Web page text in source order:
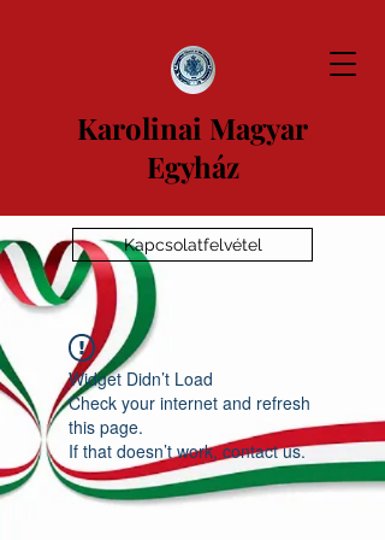
Karolinai Magyar
Egyház
Kapcsolatfelvétel
Widget Didn’t Load
Check your internet and refresh
this page.
If that doesn’t work, contact us.